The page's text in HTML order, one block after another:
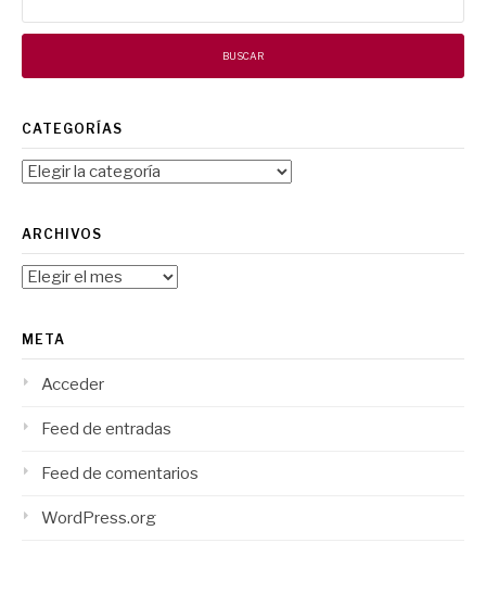
CATEGORÍAS
Categorías
ARCHIVOS
Archivos
META
Acceder
Feed de entradas
Feed de comentarios
WordPress.org